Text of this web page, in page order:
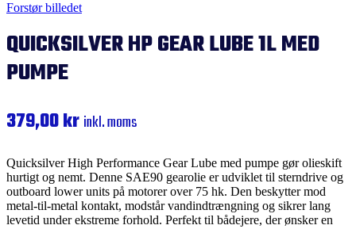
Forstør billedet
QUICKSILVER HP GEAR LUBE 1L MED
PUMPE
379,00kr inkl. moms
Quicksilver High Performance Gear Lube med pumpe gør olieskift
hurtigt og nemt. Denne SAE90 gearolie er udviklet til sterndrive og
outboard lower units på motorer over 75 hk. Den beskytter mod
metal-til-metal kontakt, modstår vandindtrængning og sikrer lang
levetid under ekstreme forhold. Perfekt til bådejere, der ønsker en